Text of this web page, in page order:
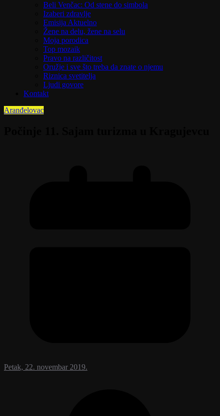
Beli Venčac: Od stene do simbola
Izaberi zdravlje
Emisija Aktuelno
Žene na delu, žene na selu
Moja porodica
Top mozaik
Pravo na različitost
Oružje i sve što treba da znate o njemu
Riznica svetitelja
Ljudi govore
Kontakt
Aranđelovac
Petak, 22. novembar 2019.